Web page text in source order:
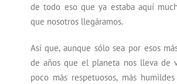
de todo eso que ya estaba aquí
que nosotros llegáramos.
Así que, aunque sólo sea por esos
de años que el planeta nos lleva de
poco más respetuosos, más